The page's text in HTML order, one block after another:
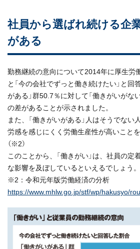
社員から選ばれ続ける企業
がある
勤務継続の意向について2014年に厚生労
と「今の会社でずっと働き続けたい」と回
がある」群50.7％に対して「働きがいがな
の差があることが示されました。
また、「働きがいがある」人はそうでな
労感を感じにくく労働生産性が高いこと
（※2）
このことから、「働きがい」は、社員の定
な影響を及ぼしているといえるでしょう。
※2：令和元年版労働経済の分析
https://www.mhlw.go.jp/stf/wp/hakusyo/